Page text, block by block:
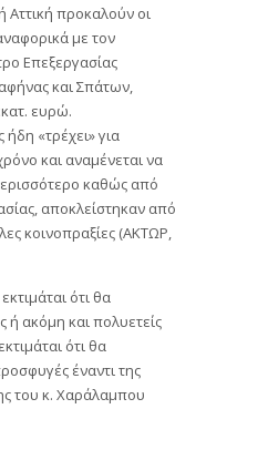
Αττική προκαλούν οι
με τον
Επεξεργασίας
και Σπάτων,
ευρώ.
«τρέχει» για
και αναμένεται να
καθώς από
αποκλείστηκαν από
κοινοπραξίες (ΑΚΤΩΡ,
ότι θα
ή ακόμη και πολυετείς
ότι θα
έναντι της
του κ. Χαράλαμπου